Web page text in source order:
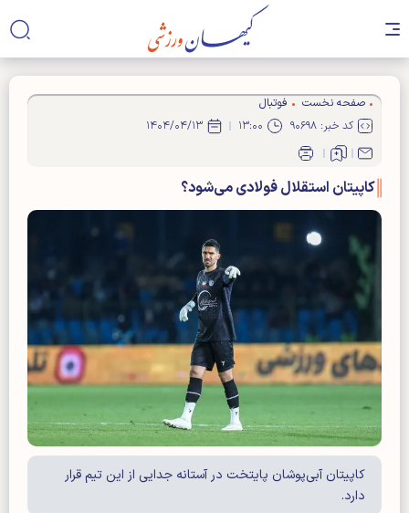
صفحه نخست
فوتبال
کد خبر: ۹۰۶۹۸
۱۳:۰۰ ۱۴۰۴/۰۴/۱۳
کاپیتان استقلال فولادی می‌شود؟
کاپیتان آبی‌پوشان پایتخت در آستانه جدایی از این تیم قرار
دارد.